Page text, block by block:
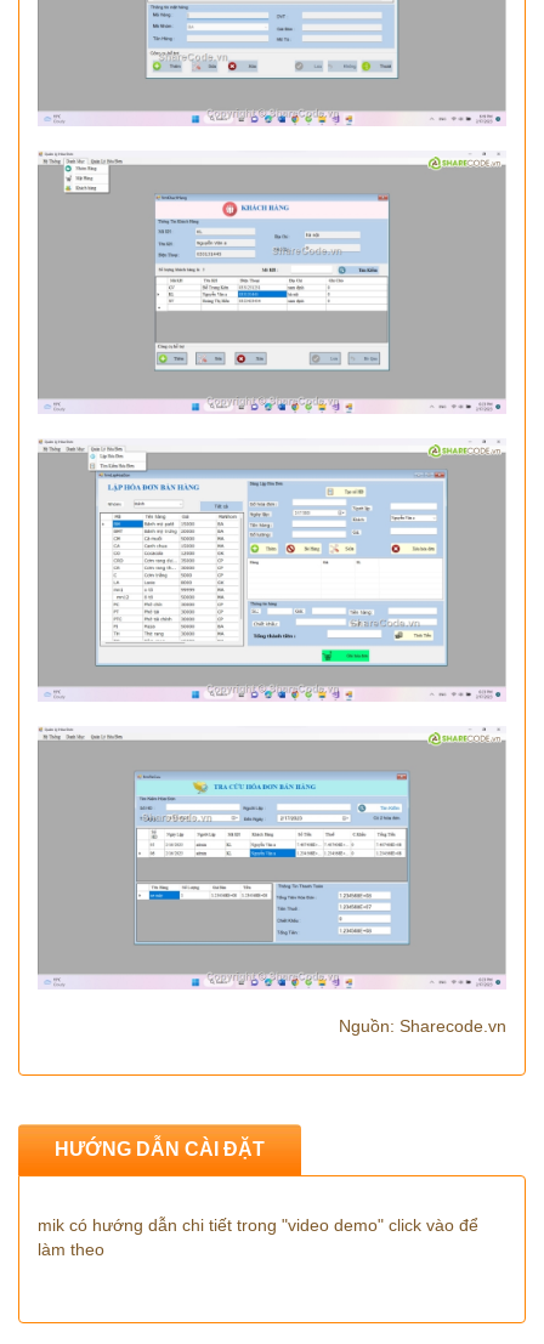
Nguồn: Sharecode.vn
HƯỚNG DẪN CÀI ĐẶT
mik có hướng dẫn chi tiết trong "video demo" click vào để
làm theo